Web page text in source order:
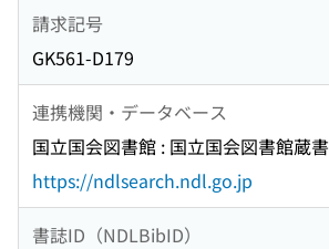
請求記号
GK561-D179
連携機関・データベース
国立国会図書館 : 国立国会図書館蔵書
https://ndlsearch.ndl.go.jp
書誌ID（NDLBibID）